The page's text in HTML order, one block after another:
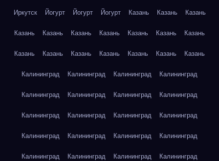
Иркутск Йогурт Йогурт Йогурт Казань Казань Казань
Казань Казань Казань Казань Казань Казань Казань
Казань Казань Казань Казань Казань Казань Казань
Калининград Калининград Калининград Калининград
Калининград Калининград Калининград Калининград
Калининград Калининград Калининград Калининград
Калининград Калининград Калининград Калининград
Калининград Калининград Калининград Калининград